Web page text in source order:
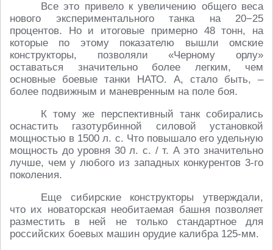
Все это привело к увеличению общего веса
нового экспериментального танка на 20−25
процентов. Но и итоговые примерно 48 тонн, на
которые по этому показателю вышли омские
конструкторы, позволяли «Черному орлу»
оставаться значительно более легким, чем
основные боевые танки НАТО. А, стало быть, –
более подвижным и маневренным на поле боя.
К тому же перспективный танк собирались
оснастить газотурбинной силовой установкой
мощностью в 1500 л. с. Что повышало его удельную
мощность до уровня 30 л. с. / т. А это значительно
лучше, чем у любого из западных конкурентов 3-го
поколения.
Еще сибирские конструкторы утверждали,
что их новаторская необитаемая башня позволяет
разместить в ней не только стандартное для
российских боевых машин орудие калибра 125-мм.